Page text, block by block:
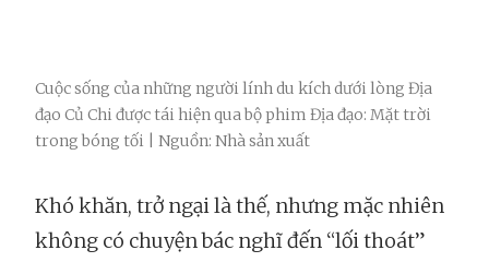
Cuộc sống của những người lính du kích dưới lòng Địa
đạo Củ Chi được tái hiện qua bộ phim Địa đạo: Mặt trời
trong bóng tối | Nguồn: Nhà sản xuất
Khó khăn, trở ngại là thế, nhưng mặc nhiên
không có chuyện bác nghĩ đến “lối thoát”